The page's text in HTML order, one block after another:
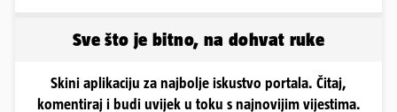
Sve što je bitno, na dohvat ruke
Skini aplikaciju za najbolje iskustvo portala. Čitaj,
komentiraj i budi uvijek u toku s najnovijim vijestima.